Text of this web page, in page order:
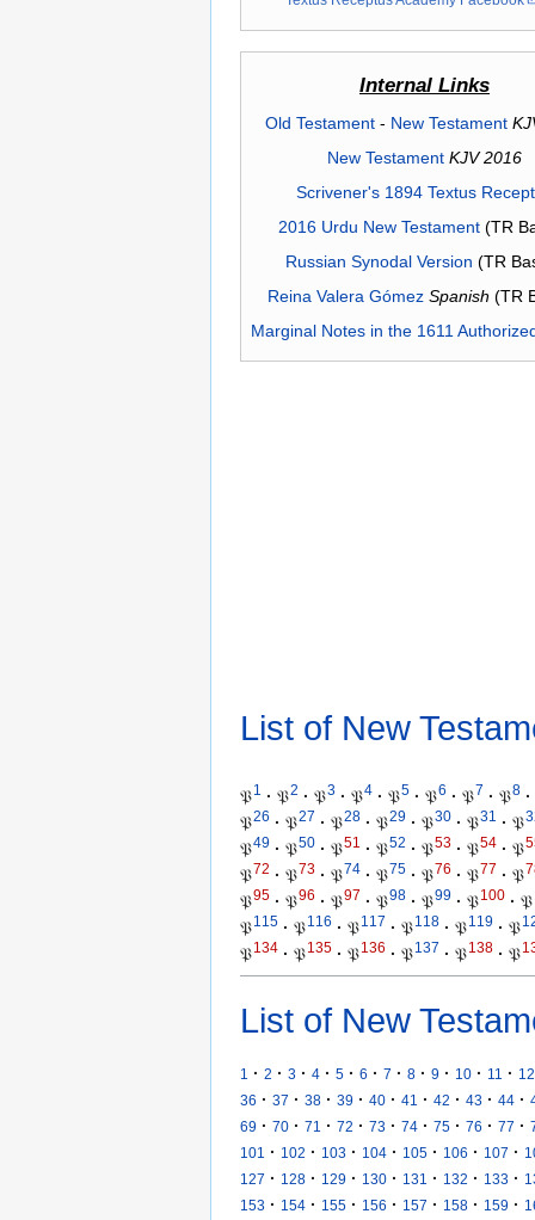
Internal Links
Old Testament- New Testament
New Testament KJV 2016
Scrivener's 1894 Textus
2016 Urdu New Testament(TR
Russian Synodal Version (TR
Reina Valera Gómez Spanish (TR
Marginal Notes in the 1611
List of New
𝔓1 · 𝔓2 · 𝔓3 · 𝔓4 · 𝔓5 · 𝔓6 · 𝔓7 · 𝔓8 ·
𝔓26 · 𝔓27 · 𝔓28 · 𝔓29 · 𝔓30 · 𝔓31 · 𝔓
𝔓49 · 𝔓50 · 𝔓51 · 𝔓52 · 𝔓53 · 𝔓54 · 𝔓
𝔓72 · 𝔓73 · 𝔓74 · 𝔓75 · 𝔓76 · 𝔓77 · 𝔓
𝔓95 · 𝔓96 · 𝔓97 · 𝔓98 · 𝔓99 · 𝔓100 · 𝔓
𝔓115 · 𝔓116 · 𝔓117 · 𝔓118 · 𝔓119 · 𝔓
𝔓134 · 𝔓135 · 𝔓136 · 𝔓137 · 𝔓138 · 𝔓
List of New
1 · 2 · 3 · 4 · 5 · 6 · 7 · 8 · 9 · 10 · 11 · 12
36 · 37 · 38 · 39 · 40 · 41 · 42 · 43 · 44 ·
69 · 70 · 71 · 72 · 73 · 74 · 75 · 76 · 77 ·
101
· 102 · 103 · 104 · 105 · 106 · 107 ·
127 · 128 · 129 · 130 · 131 · 132 · 133 ·
153 · 154 · 155 · 156 · 157 · 158 · 159 ·